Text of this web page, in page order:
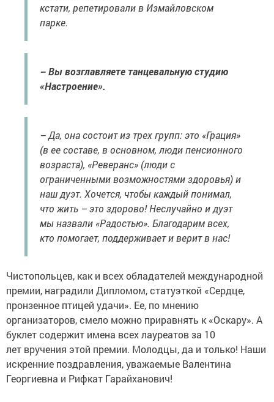
кстати, репетировали в Измайловском
парке.
– Вы возглавляете танцевальную студию
«Настроение».
– Да, она состоит из трех групп: это «Грация»
(в ее составе, в основном, люди пенсионного
возраста), «Реверанс» (люди с
ограниченными возможностями здоровья) и
наш дуэт. Хочется, чтобы каждый понимал,
что жить – это здорово! Неслучайно и дуэт
мы назвали «Радостью». Благодарим всех,
кто помогает, поддерживает и верит в нас!
Чистопольцев, как и всех обладателей международной
премии, наградили Дипломом, статуэткой «Сердце,
пронзенное птицей удачи». Ее, по мнению
организаторов, смело можно приравнять к «Оскару». А
буклет содержит имена всех лауреатов за 10
лет вручения этой премии. Молодцы, да и только! Наши
искренние поздравления, уважаемые Валентина
Георгиевна и Рифкат Гарайханович!